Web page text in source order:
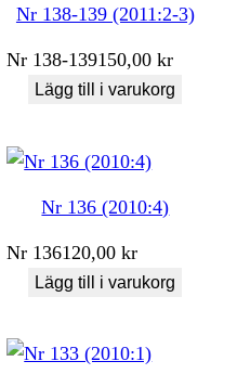
Nr 138-139 (2011:2-3)
Nr 138-139150,00kr
Lägg till i varukorg
Nr 136 (2010:4)
Nr 136120,00kr
Lägg till i varukorg